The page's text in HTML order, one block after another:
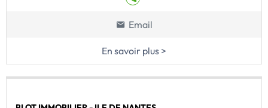
Email
En savoir plus >